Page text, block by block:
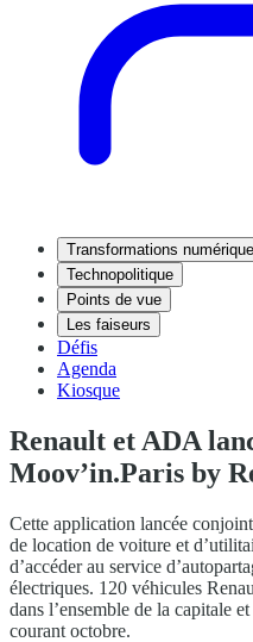
Transformations
Technopolitique
Points de vue
Les faiseurs
Défis
Agenda
Kiosque
Renault et ADA
Moov’in.Paris by
Cette application lancée
de location de voiture et
d’accéder au service
électriques. 120 véhicules
dans l’ensemble de la capitale
courant octobre.